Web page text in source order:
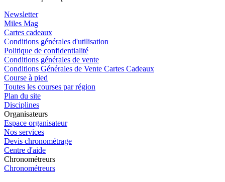
Newsletter
Miles Mag
Cartes cadeaux
Conditions générales d'utilisation
Politique de confidentialité
Conditions générales de vente
Conditions Générales de Vente Cartes Cadeaux
Course à pied
Toutes les courses par région
Plan du site
Disciplines
Organisateurs
Espace organisateur
Nos services
Devis chronométrage
Centre d'aide
Chronométreurs
Chronométreurs